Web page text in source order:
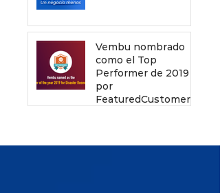
Vembu nombrado
como el Top
Performer de 2019
por
FeaturedCustomers